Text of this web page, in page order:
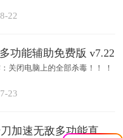
22
功能辅助免费版 v7.22
23
原神手游·CY千刀加速无敌多功能直装辅助 v4.8